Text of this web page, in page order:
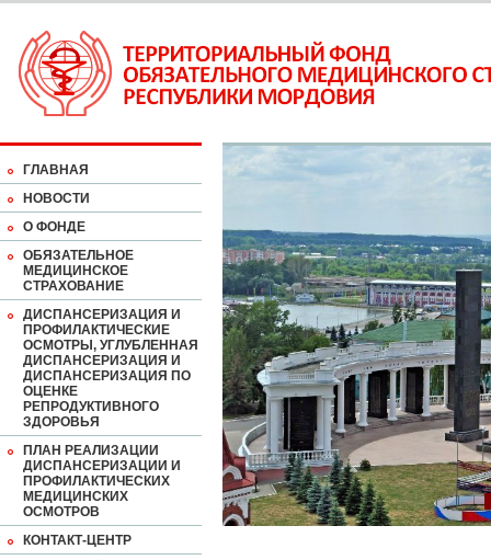
ГЛАВНАЯ
НОВОСТИ
О ФОНДЕ
ОБЯЗАТЕЛЬНОЕ
МЕДИЦИНСКОЕ
СТРАХОВАНИЕ
ДИСПАНСЕРИЗАЦИЯ И
ПРОФИЛАКТИЧЕСКИЕ
ОСМОТРЫ, УГЛУБЛЕННАЯ
ДИСПАНСЕРИЗАЦИЯ И
ДИСПАНСЕРИЗАЦИЯ ПО
ОЦЕНКЕ
РЕПРОДУКТИВНОГО
ЗДОРОВЬЯ
ПЛАН РЕАЛИЗАЦИИ
ДИСПАНСЕРИЗАЦИИ И
ПРОФИЛАКТИЧЕСКИХ
МЕДИЦИНСКИХ
ОСМОТРОВ
КОНТАКТ-ЦЕНТР